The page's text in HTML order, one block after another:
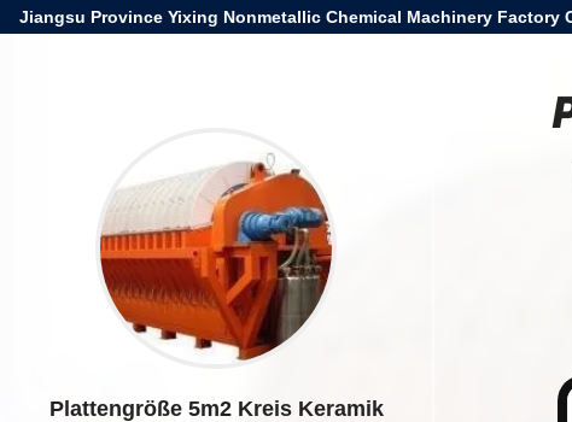
Jiangsu Province Yixing Nonmetallic Chemical Machinery Factory
Plattengröße 5m2 Kreis Keramik